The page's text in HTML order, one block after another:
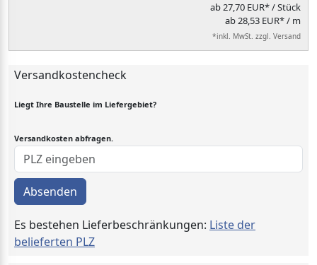
ab27,70 EUR*/ Stück
ab 28,53 EUR* / m
*inkl. MwSt. zzgl. Versand
Versandkostencheck
Liegt Ihre Baustelle im Liefergebiet?
Versandkosten abfragen.
Absenden
Es bestehen Lieferbeschränkungen: Liste der
belieferten PLZ